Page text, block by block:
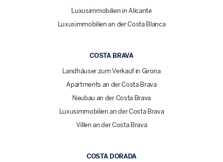
Luxusimmobilien in Alicante
Luxusimmobilien an der Costa Blanca
COSTA BRAVA
Landhäuser zum Verkauf in Girona
Apartments an der Costa Brava
Neubau an der Costa Brava
Luxusimmobilien an der Costa Brava
Villen an der Costa Brava
COSTA DORADA